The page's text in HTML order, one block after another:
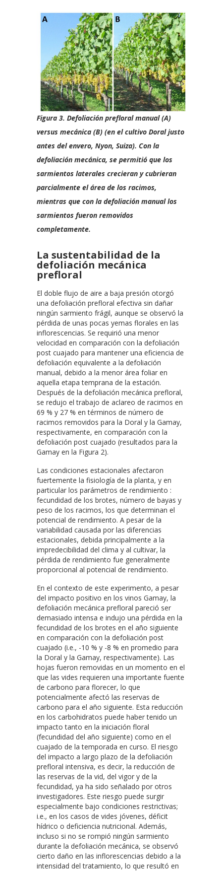
Figura 3. Defoliación prefloral manual (A)
versus mecánica (B) (en el cultivo Doral justo
antes del envero, Nyon, Suiza). Con la
defoliación mecánica, se permitió que los
sarmientos laterales crecieran y cubrieran
parcialmente el área de los racimos,
mientras que con la defoliación manual los
sarmientos fueron removidos
completamente.
La sustentabilidad de la
defoliación mecánica
prefloral
El doble flujo de aire a baja presión otorgó
una defoliación prefloral efectiva sin dañar
ningún sarmiento frágil, aunque se observó la
pérdida de unas pocas yemas florales en las
inflorescencias. Se requirió una menor
velocidad en comparación con la defoliación
post cuajado para mantener una eficiencia de
defoliación equivalente a la defoliación
manual, debido a la menor área foliar en
aquella etapa temprana de la estación.
Después de la defoliación mecánica prefloral,
se redujo el trabajo de aclareo de racimos en
69 % y 27 % en términos de número de
racimos removidos para la Doral y la Gamay,
respectivamente, en comparación con la
defoliación post cuajado (resultados para la
Gamay en la Figura 2).
Las condiciones estacionales afectaron
fuertemente la fisiología de la planta, y en
particular los parámetros de rendimiento :
fecundidad de los brotes, número de bayas y
peso de los racimos, los que determinan el
potencial de rendimiento. A pesar de la
variabilidad causada por las diferencias
estacionales, debida principalmente a la
impredecibilidad del clima y al cultivar, la
pérdida de rendimiento fue generalmente
proporcional al potencial de rendimiento.
En el contexto de este experimento, a pesar
del impacto positivo en los vinos Gamay, la
defoliación mecánica prefloral pareció ser
demasiado intensa e indujo una pérdida en la
fecundidad de los brotes en el año siguiente
en comparación con la defoliación post
cuajado (i.e., -10 % y -8 % en promedio para
la Doral y la Gamay, respectivamente). Las
hojas fueron removidas en un momento en el
que las vides requieren una importante fuente
de carbono para florecer, lo que
potencialmente afectó las reservas de
carbono para el año siguiente. Esta reducción
en los carbohidratos puede haber tenido un
impacto tanto en la iniciación floral
(fecundidad del año siguiente) como en el
cuajado de la temporada en curso. El riesgo
del impacto a largo plazo de la defoliación
prefloral intensiva, es decir, la reducción de
las reservas de la vid, del vigor y de la
fecundidad, ya ha sido señalado por otros
investigadores. Este riesgo puede surgir
especialmente bajo condiciones restrictivas;
i.e., en los casos de vides jóvenes, déficit
hídrico o deficiencia nutricional. Además,
incluso si no se rompió ningún sarmiento
durante la defoliación mecánica, se observó
cierto daño en las inflorescencias debido a la
intensidad del tratamiento, lo que resultó en